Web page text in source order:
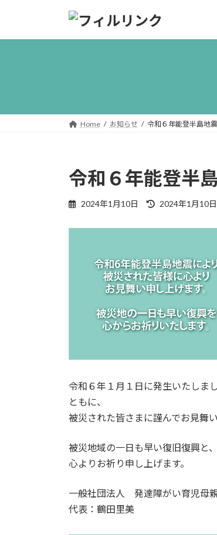
Home お知らせ 令和６年能登半島地
令和６年能登半
2024年1月10日
最
時
:
2024年1月10日
令和６年１月１日に発生いたしま
ともに、
被災された皆さまに謹んでお見舞い
被災地域の一日も早い復旧復興と
心よりお祈り申し上げます。
一般社団法人 発達障がい育児母
代表：鶴田里美